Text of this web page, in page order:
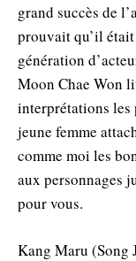
grand succès de
prouvait qu’il
génération
Moon Chae Won
interprétations les
jeune femme
comme moi les
aux personnages
pour vous.
Kang Maru (Song